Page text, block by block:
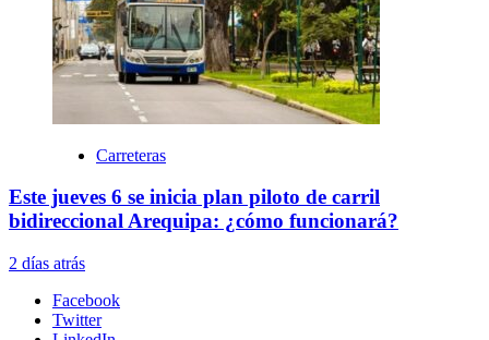
Carreteras
Este jueves 6 se inicia plan piloto de carril
bidireccional Arequipa: ¿cómo funcionará?
2 días atrás
Facebook
Twitter